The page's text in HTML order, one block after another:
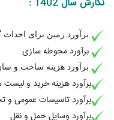
نگارش سال 1402 :
برآورد زمین برای
برآورد محوطه سازی
برآورد هزینه ساخت و
برآورد هزینه خرید و
برآورد تاسیسات عمومی و
برآورد وسایل حمل و نقل